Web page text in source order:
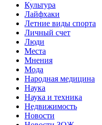
Культура
Лайфхаки
Летние виды спорта
Личный счет
Люди
Места
Мнения
Мода
Народная медицина
Наука
Наука и техника
Недвижимость
Новости